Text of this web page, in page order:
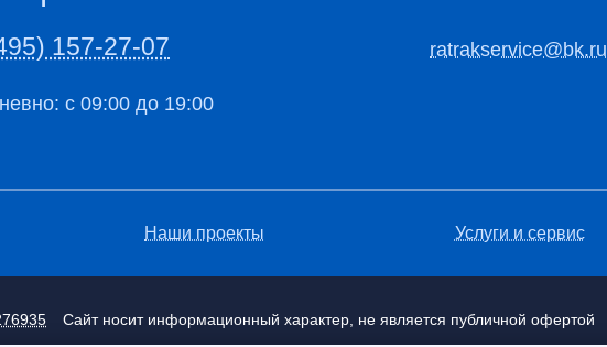
157-27-07
с 09:00 до 19:00
ratrakservice@bk.ru
Наши проекты Услуги и сервис
Сайт носит информационный характер, не является публичной офертой